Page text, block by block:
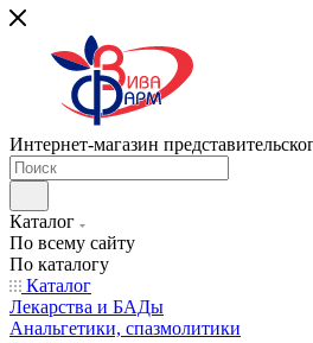
Интернет-магазин
Каталог
По всему сайту
По каталогу
Каталог
Лекарства и БАДы
Анальгетики, спазмолитики